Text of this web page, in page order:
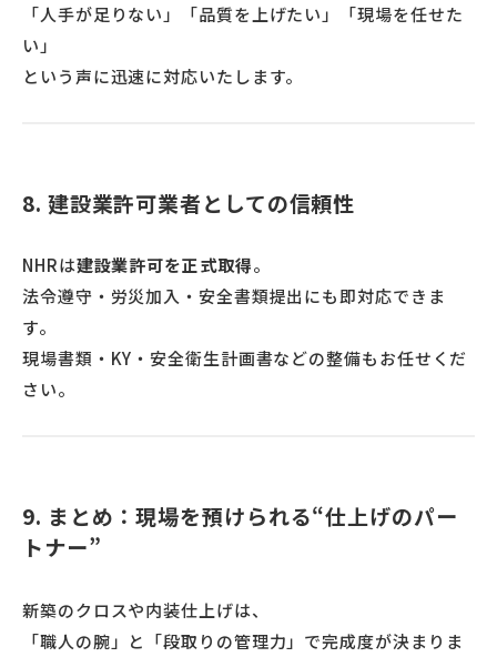
「人手が足りない」「品質を上げたい」「現場を任せた
い」
という声に迅速に対応いたします。
8. 建設業許可業者としての信頼性
NHRは建設業許可を正式取得。
法令遵守・労災加入・安全書類提出にも即対応できま
す。
現場書類・KY・安全衛生計画書などの整備もお任せくだ
さい。
9. まとめ：現場を預けられる“仕上げのパー
トナー”
新築のクロスや内装仕上げは、
「職人の腕」と「段取りの管理力」で完成度が決まりま